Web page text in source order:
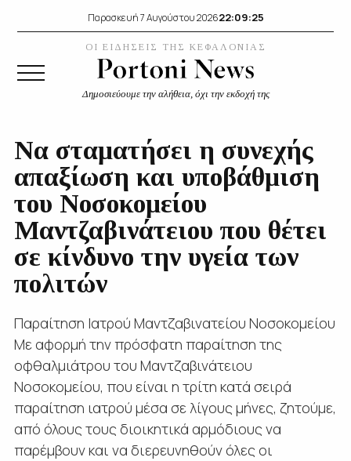
Παρασκευή 7 Αυγούστου 202622:09:25
ΟΙ ΕΙΔΗΣΕΙΣ ΤΗΣ ΚΕΦΑΛΟΝΙΑΣ
Δημοσιεύουμε την αλήθεια, όχι την εκδοχή της
Να σταματήσει η συνεχής
απαξίωση και υποβάθμιση
του Νοσοκομείου
Μαντζαβινάτειου που θέτει
σε κίνδυνο την υγεία των
πολιτών
Παραίτηση Ιατρού Μαντζαβινατείου Νοσοκομείου
Με αφορμή την πρόσφατη παραίτηση της
οφθαλμιάτρου του Μαντζαβινάτειου
Νοσοκομείου, που είναι η τρίτη κατά σειρά
παραίτηση ιατρού μέσα σε λίγους μήνες, ζητούμε,
από όλους τους διοικητικά αρμόδιους να
παρέμβουν και να διερευνηθούν όλες οι